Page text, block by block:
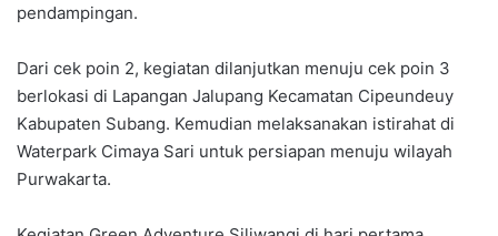
pendampingan.
Dari cek poin 2, kegiatan dilanjutkan menuju cek poin 3
berlokasi di Lapangan Jalupang Kecamatan Cipeundeuy
Kabupaten Subang. Kemudian melaksanakan istirahat di
Waterpark Cimaya Sari untuk persiapan menuju wilayah
Purwakarta.